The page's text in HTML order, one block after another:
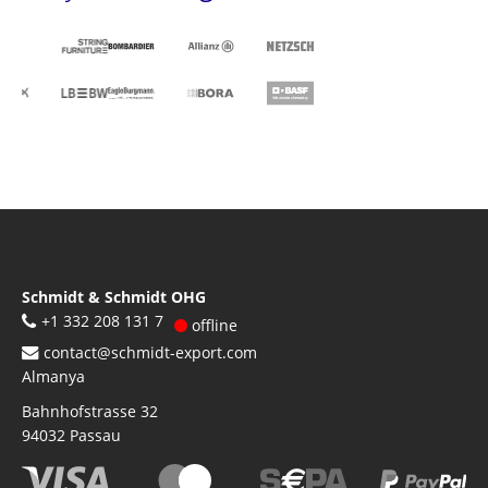
Schmidt & Schmidt OHG
+1 332 208 131 7
offline
contact@schmidt-export.com
Almanya
Bahnhofstrasse 32
94032 Passau